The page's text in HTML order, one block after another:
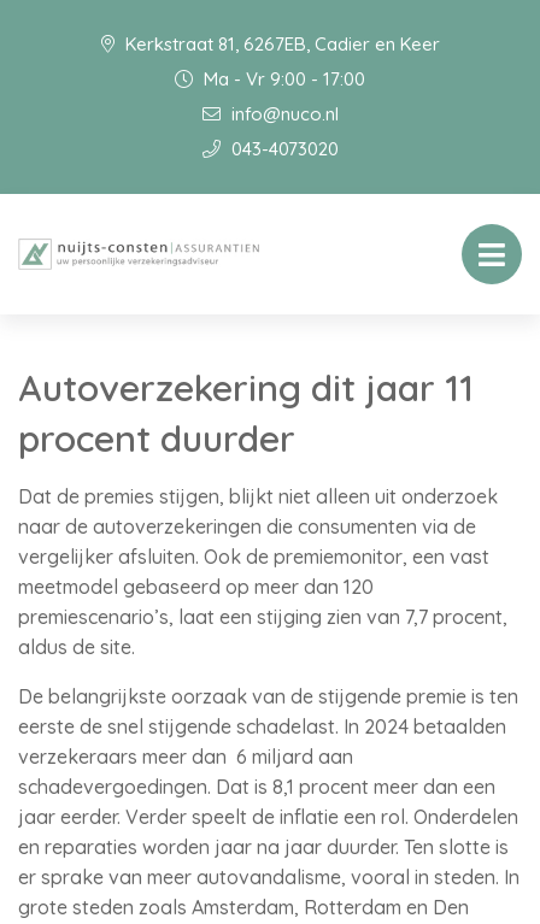
Kerkstraat 81, 6267EB, Cadier en Keer
Ma - Vr 9:00 - 17:00
info@nuco.nl
043-4073020
Autoverzekering dit jaar 11
procent duurder
Dat de premies stijgen, blijkt niet alleen uit onderzoek
naar de autoverzekeringen die consumenten via de
vergelijker afsluiten. Ook de premiemonitor, een vast
meetmodel gebaseerd op meer dan 120
premiescenario’s, laat een stijging zien van 7,7 procent,
aldus de site.
De belangrijkste oorzaak van de stijgende premie is ten
eerste de snel stijgende schadelast. In 2024 betaalden
verzekeraars meer dan 6 miljard aan
schadevergoedingen. Dat is 8,1 procent meer dan een
jaar eerder. Verder speelt de inflatie een rol. Onderdelen
en reparaties worden jaar na jaar duurder. Ten slotte is
er sprake van meer autovandalisme, vooral in steden. In
grote steden zoals Amsterdam, Rotterdam en Den